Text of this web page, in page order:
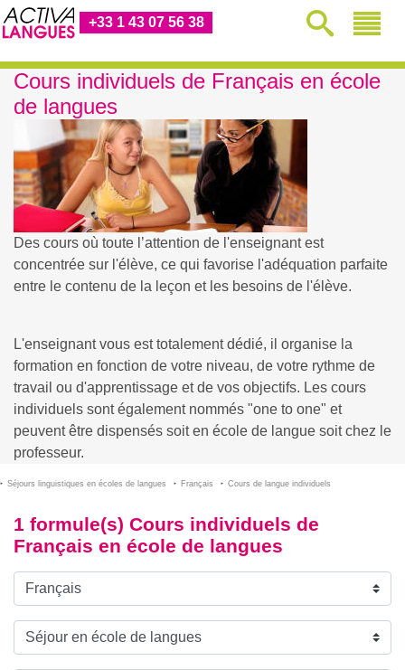
+33 1 43 07 56 38
Cours individuels de Français en école
de langues
Des cours où toute l’attention de l'enseignant est
concentrée sur l'élève, ce qui favorise l'adéquation parfaite
entre le contenu de la leçon et les besoins de l'élève.
L'enseignant vous est totalement dédié, il organise la
formation en fonction de votre niveau, de votre rythme de
travail ou d'apprentissage et de vos objectifs. Les cours
individuels sont également nommés "one to one" et
peuvent être dispensés soit en école de langue soit chez le
professeur.
Séjours linguistiques en écoles de langues Français Cours de langue individuels
1 formule(s) Cours individuels de
Français en école de langues